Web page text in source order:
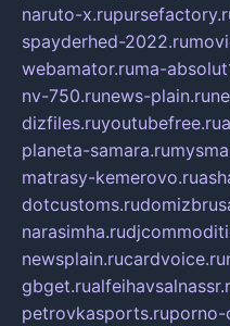
naruto-x.ru
spayderhed-2022.ru
webamator.ruma-
nv-750.runews-plain.ru
dizfiles.ruyoutubefree.ru
planeta-samara.ru
matrasy-kemerovo.ru
dotcustoms.ru
narasimha.ru
newsplain.rucardvoice.ru
gbget.ru
petrovkasports.ruporno-